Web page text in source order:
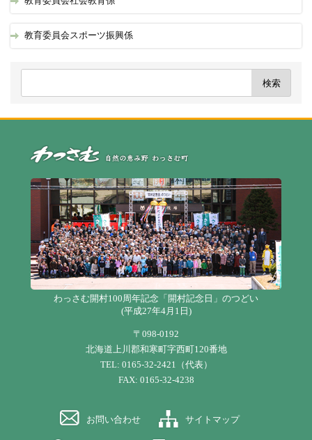
教育委員会スポーツ振興係
わっさむ開村100周年記念「開村記念日」のつどい
(平成27年4月1日)
〒098-0192
北海道上川郡和寒町字西町120番地
TEL: 0165-32-2421（代表）
FAX: 0165-32-4238
お問い合わせ サイトマップ